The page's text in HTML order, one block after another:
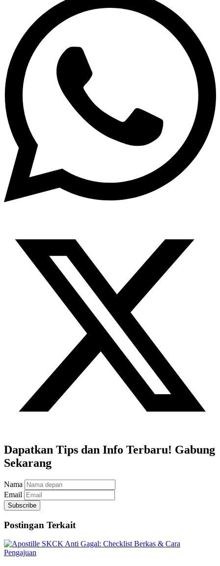
Dapatkan Tips dan Info Terbaru! Gabung
Sekarang
Nama
Email
Subscribe
Postingan Terkait